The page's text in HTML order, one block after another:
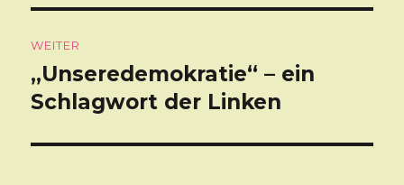
WEITER
Nächster
Beitrag:
„Unseredemokratie“ – ein
Schlagwort der Linken